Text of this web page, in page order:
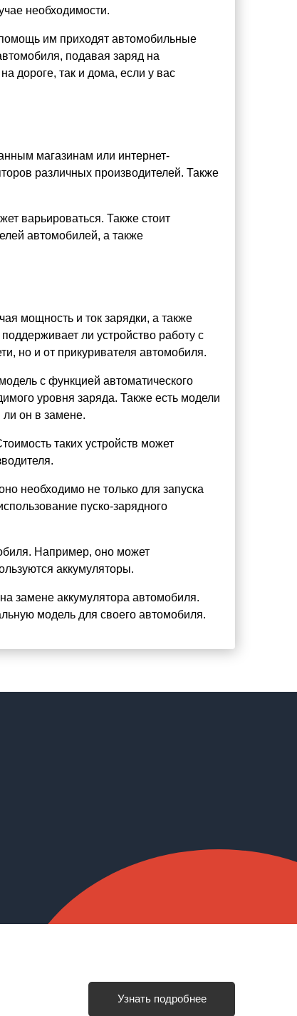
необходимости.
им приходят автомобильные
подавая заряд на
дороге, так и дома, если у вас
магазинам или интернет-
различных производителей. Также
варьироваться. Также стоит
автомобилей, а также
мощность и ток зарядки, а также
ли устройство работу с
но и от прикуривателя автомобиля.
с функцией автоматического
уровня заряда. Также есть модели
ли он в замене.
таких устройств может
необходимо не только для запуска
пуско-зарядного
Например, оно может
аккумуляторы.
замене аккумулятора автомобиля.
модель для своего автомобиля.
Узнать подробнее